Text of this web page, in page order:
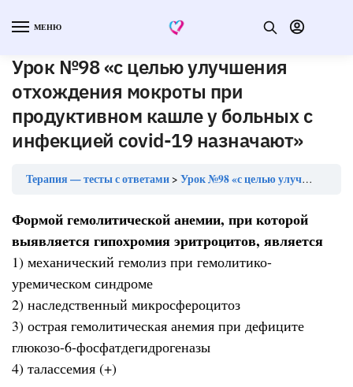
МЕНЮ
Урок №98 «с целью улучшения
отхождения мокроты при
продуктивном кашле у больных с
инфекцией covid-19 назначают»
Терапия — тесты с ответами Урок №98 «с целью улучшения отхождения мокроты при продуктивном кашле у больных с инфекцией covid-19 назначают»
Формой гемолитической анемии, при которой
выявляется гипохромия эритроцитов, является
1) механический гемолиз при гемолитико-
уремическом синдроме
2) наследственный микросфероцитоз
3) острая гемолитическая анемия при дефиците
глюкозо-6-фосфатдегидрогеназы
4) талассемия (+)